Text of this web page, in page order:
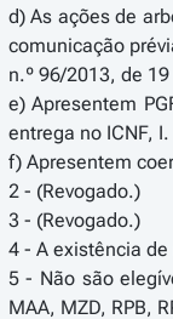
d) As ações de
comunicação
n.º 96/2013, de
e) Apresentem
entrega no ICNF,
f) Apresentem
2 - (Revogado.)
3 - (Revogado.)
4 - A existência
5 - Não são
MAA, MZD, RPB,